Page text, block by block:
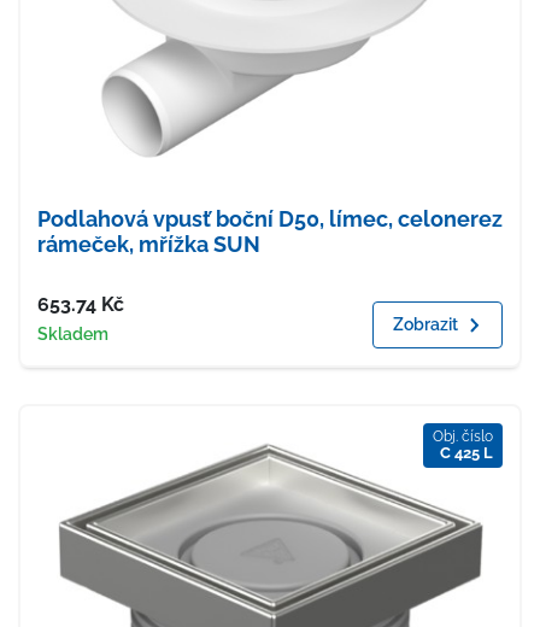
Podlahová vpusť boční D50, límec, celonerez
rámeček, mřížka SUN
Cena
653.74 Kč
Dostupnost
Skladem Zobrazit
Obj. číslo
C 425 L